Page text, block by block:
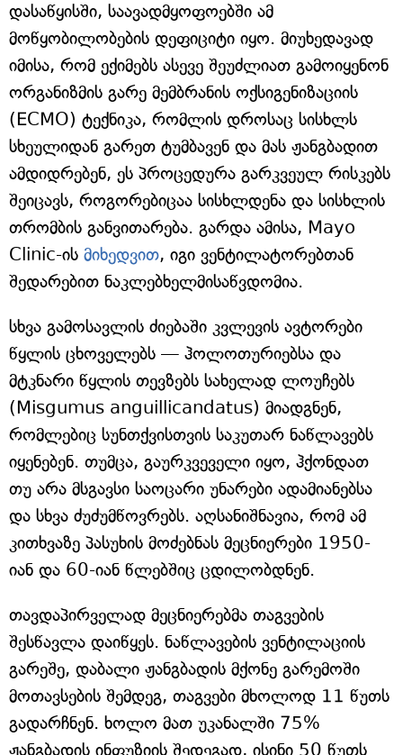
დასაწყისში, საავადმყოფოებში ამ
მოწყობილობების დეფიციტი იყო. მიუხედავად
იმისა, რომ ექიმებს ასევე შეუძლიათ გამოიყენონ
ორგანიზმის გარე მემბრანის ოქსიგენიზაციის
(ECMO) ტექნიკა, რომლის დროსაც სისხლს
სხეულიდან გარეთ ტუმბავენ და მას ჟანგბადით
ამდიდრებენ, ეს პროცედურა გარკვეულ რისკებს
შეიცავს, როგორებიცაა სისხლდენა და სისხლის
თრომბის განვითარება. გარდა ამისა, Mayo
Clinic-ის მიხედვით, იგი ვენტილატორებთან
შედარებით ნაკლებხელმისაწვდომია.
სხვა გამოსავლის ძიებაში კვლევის ავტორები
წყლის ცხოველებს — ჰოლოთურიებსა და
მტკნარი წყლის თევზებს სახელად ლოუჩებს
(Misgumus anguillicandatus) მიადგნენ,
რომლებიც სუნთქვისთვის საკუთარ ნაწლავებს
იყენებენ. თუმცა, გაურკვეველი იყო, ჰქონდათ
თუ არა მსგავსი საოცარი უნარები ადამიანებსა
და სხვა ძუძუმწოვრებს. აღსანიშნავია, რომ ამ
კითხვაზე პასუხის მოძებნას მეცნიერები 1950-
იან და 60-იან წლებშიც ცდილობდნენ.
თავდაპირველად მეცნიერებმა თაგვების
შესწავლა დაიწყეს. ნაწლავების ვენტილაციის
გარეშე, დაბალი ჟანგბადის მქონე გარემოში
მოთავსების შემდეგ, თაგვები მხოლოდ 11 წუთს
გადარჩნენ. ხოლო მათ უკანალში 75%
ჟანგბადის ინფუზიის შედეგად, ისინი 50 წუთს